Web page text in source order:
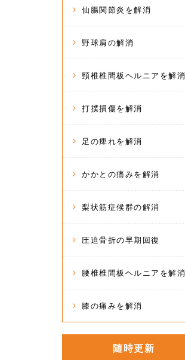
仙腸関節炎を解消
野球肩の解消
頸椎椎間板ヘルニアを解消
打撲損傷を解消
足の痺れを解消
かかとの痛みを解消
梨状筋症候群の解消
圧迫骨折の早期回復
腰椎椎間板ヘルニアを解消
膝の痛みを解消
随時更新